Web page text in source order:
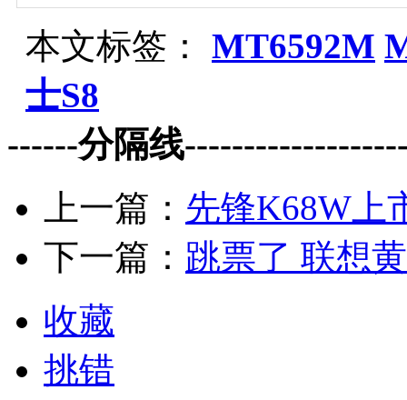
本文标签： MT6592M
士S8
------分隔线
上一篇： 先锋K68W上
下一篇： 跳票了 联想
收藏
挑错